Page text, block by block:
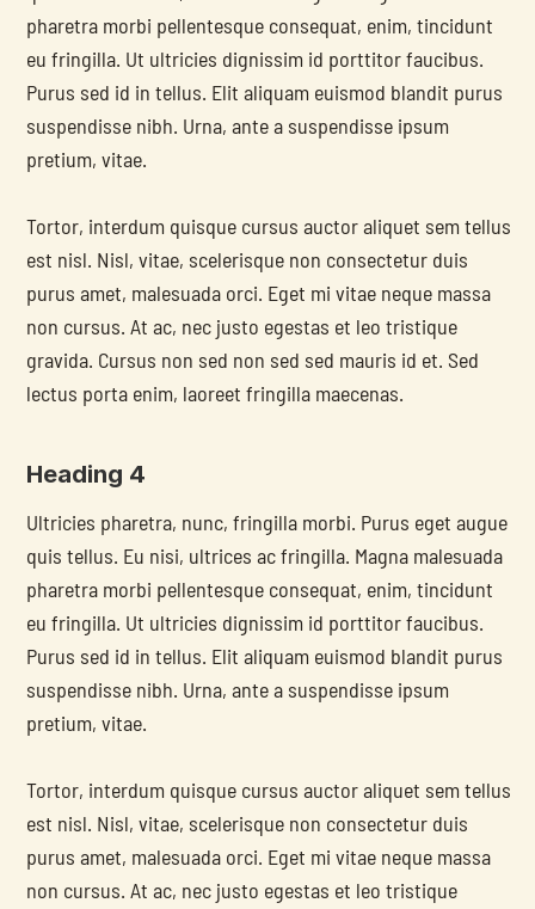
pharetra morbi pellentesque consequat, enim, tincidunt
eu fringilla. Ut ultricies dignissim id porttitor faucibus.
Purus sed id in tellus. Elit aliquam euismod blandit purus
suspendisse nibh. Urna, ante a suspendisse ipsum
pretium, vitae.
Tortor, interdum quisque cursus auctor aliquet sem tellus
est nisl. Nisl, vitae, scelerisque non consectetur duis
purus amet, malesuada orci. Eget mi vitae neque massa
non cursus. At ac, nec justo egestas et leo tristique
gravida. Cursus non sed non sed sed mauris id et. Sed
lectus porta enim, laoreet fringilla maecenas.
Heading 4
Ultricies pharetra, nunc, fringilla morbi. Purus eget augue
quis tellus. Eu nisi, ultrices ac fringilla. Magna malesuada
pharetra morbi pellentesque consequat, enim, tincidunt
eu fringilla. Ut ultricies dignissim id porttitor faucibus.
Purus sed id in tellus. Elit aliquam euismod blandit purus
suspendisse nibh. Urna, ante a suspendisse ipsum
pretium, vitae.
Tortor, interdum quisque cursus auctor aliquet sem tellus
est nisl. Nisl, vitae, scelerisque non consectetur duis
purus amet, malesuada orci. Eget mi vitae neque massa
non cursus. At ac, nec justo egestas et leo tristique